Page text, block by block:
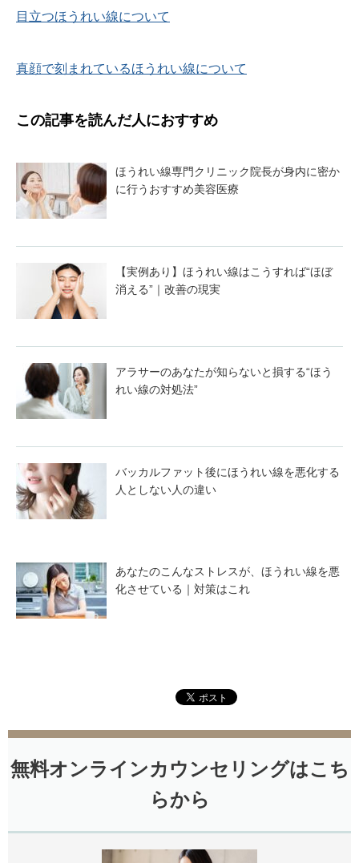
目立つほうれい線について
真顔で刻まれているほうれい線について
この記事を読んだ人におすすめ
ほうれい線専門クリニック院長が身内に密か
に行うおすすめ美容医療
【実例あり】ほうれい線はこうすれば“ほぼ
消える”｜改善の現実
アラサーのあなたが知らないと損する“ほう
れい線の対処法”
バッカルファット後にほうれい線を悪化する
人としない人の違い
あなたのこんなストレスが、ほうれい線を悪
化させている｜対策はこれ
無料オンラインカウンセリングはこち
らから